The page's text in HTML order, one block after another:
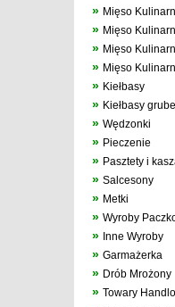
» Mięso
» Mięso
» Mięso
» Mięso
» Kiełbasy
» Kiełbasy grube
» Wędzonki
» Pieczenie
» Pasztety i
» Salcesony
» Metki
» Wyroby
» Inne Wyroby
» Garmażerka
» Drób Mrożony
» Towary